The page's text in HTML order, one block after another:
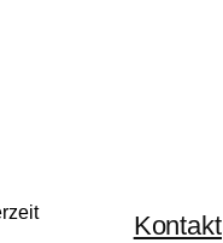
Kontakt